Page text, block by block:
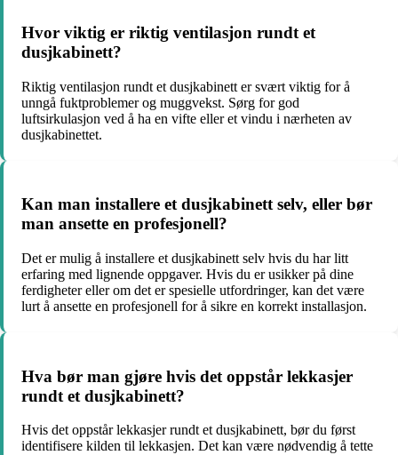
Hvor viktig er riktig ventilasjon rundt et
dusjkabinett?
Riktig ventilasjon rundt et dusjkabinett er svært viktig for å
unngå fuktproblemer og muggvekst. Sørg for god
luftsirkulasjon ved å ha en vifte eller et vindu i nærheten av
dusjkabinettet.
Kan man installere et dusjkabinett selv, eller bør
man ansette en profesjonell?
Det er mulig å installere et dusjkabinett selv hvis du har litt
erfaring med lignende oppgaver. Hvis du er usikker på dine
ferdigheter eller om det er spesielle utfordringer, kan det være
lurt å ansette en profesjonell for å sikre en korrekt installasjon.
Hva bør man gjøre hvis det oppstår lekkasjer
rundt et dusjkabinett?
Hvis det oppstår lekkasjer rundt et dusjkabinett, bør du først
identifisere kilden til lekkasjen. Det kan være nødvendig å tette